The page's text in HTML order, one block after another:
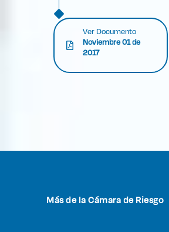
Ver Documento
Noviembre 01 de
2017
Más de la Cámara de Riesgo